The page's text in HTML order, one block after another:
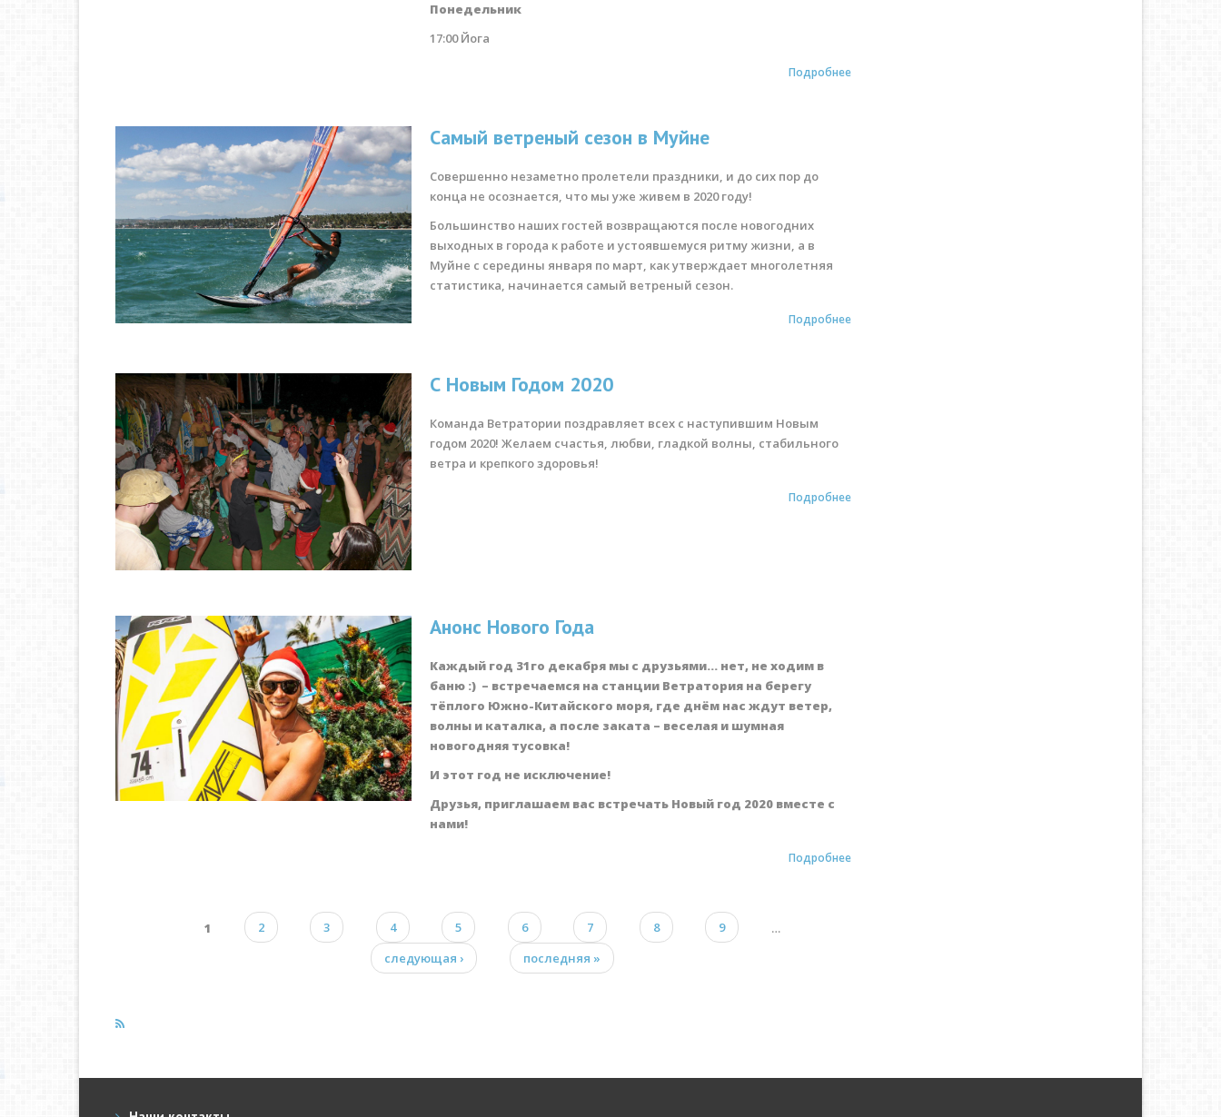
Понедельник
17:00 Йога
Подробнее
Самый ветреный сезон в Муйне
Совершенно незаметно пролетели праздники, и до сих пор до
конца не осознается, что мы уже живем в 2020 году!
Большинство наших гостей возвращаются после новогодних
выходных в города к работе и устоявшемуся ритму жизни, а в
Муйне с середины января по март, как утверждает многолетняя
статистика, начинается самый ветреный сезон.
Подробнее
С Новым Годом 2020
Команда Ветратории поздравляет всех с наступившим Новым
годом 2020! Желаем счастья, любви, гладкой волны, стабильного
ветра и крепкого здоровья!
Подробнее
Анонс Нового Года
Каждый год 31го декабря мы с друзьями… нет, не ходим в
баню :) – встречаемся на станции Ветратория на берегу
тёплого Южно-Китайского моря, где днём нас ждут ветер,
волны и каталка, а после заката – веселая и шумная
новогодняя тусовка!
И этот год не исключение!
Друзья, приглашаем вас встречать Новый год 2020 вместе с
нами!
Подробнее
1 2 3 4 5 6 7 8 9
…
следующая ›
последняя »